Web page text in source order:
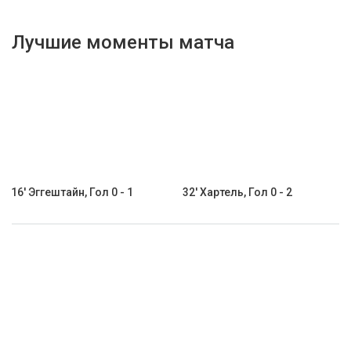
Лучшие моменты матча
16' Эггештайн, Гол 0 - 1 32' Хартель, Гол 0 - 2